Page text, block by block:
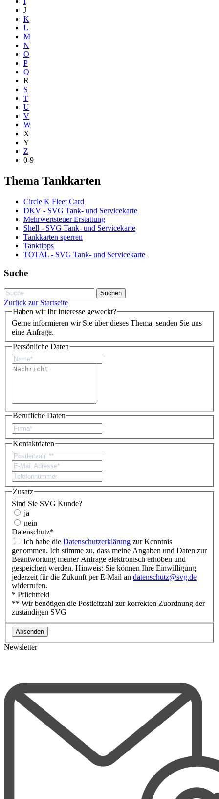
J
K
L
M
N
O
P
Q
R
S
T
U
V
W
X
Y
Z
0-9
Thema Tankkarten
Circle K Fleet Card
DKV - SVG Tank- und Servicekarte
Mehrwertsteuer Erstattung
Shell - SVG Tank- und Servicekarte
Tankkarten sperren
Tanktipps
TOTAL - SVG Tank- und Servicekarte
Suche
Zurück zur Startseite
Haben wir Ihr Interesse geweckt?
Gerne informieren wir Sie über dieses Thema, senden Sie uns
eine Anfrage.
Persönliche Daten
Berufliche Daten
Kontaktdaten
Zusatz
Sind Sie SVG Kunde?
ja
nein
Datenschutz*
Ich habe die Datenschutzerklärung zur Kenntnis
genommen. Ich stimme zu, dass meine Angaben und Daten zur
Beantwortung meiner Anfrage elektronisch erhoben und
gespeichert werden. Hinweis: Sie können Ihre Einwilligung
jederzeit für die Zukunft per E-Mail an datenschutz@svg.de
widerrufen.
* Pflichtfeld
** Wir benötigen die Postleitzahl zur korrekten Zuordnung der
zuständigen SVG
Newsletter